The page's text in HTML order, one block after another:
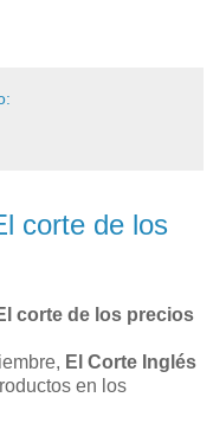
corte de los
corte de los precios
El Corte Inglés
en los